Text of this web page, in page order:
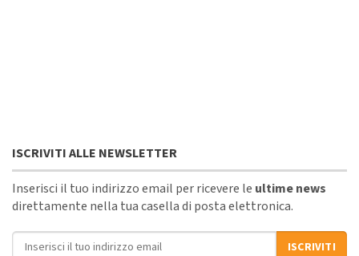
ISCRIVITI ALLE NEWSLETTER
Inserisci il tuo indirizzo email per ricevere le ultime news
direttamente nella tua casella di posta elettronica.
Indirizzo email
ISCRIVITI